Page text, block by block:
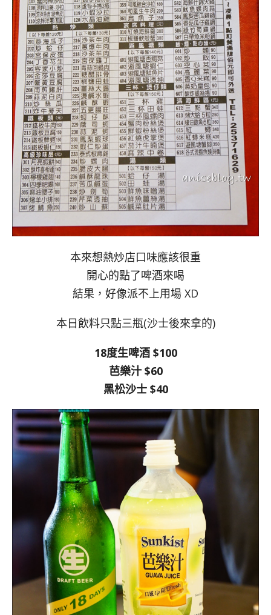
本來想熱炒店口味應該很重
開心的點了啤酒來喝
結果，好像派不上用場 XD
本日飲料只點三瓶(沙士後來拿的)
18度生啤酒 $100
芭樂汁 $60
黑松沙士 $40